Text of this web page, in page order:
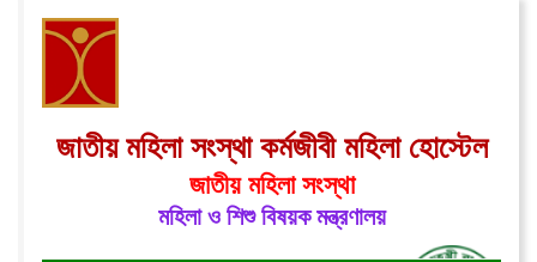
জাতীয় মহিলা সংস্থা কর্মজীবী মহিলা হোস্টেল
জাতীয় মহিলা সংস্থা
মহিলা ও শিশু বিষয়ক মন্ত্রণালয়